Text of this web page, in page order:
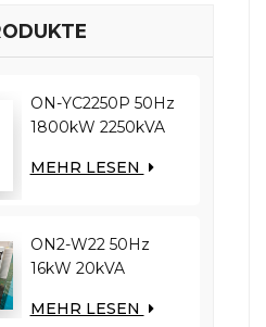
ON-YC2250P 50Hz
1800kW 2250kVA
YC12VC3000-D30
MEHR LESEN
ON2-W22 50Hz
16kW 20kVA
4YT23-20D
MEHR LESEN